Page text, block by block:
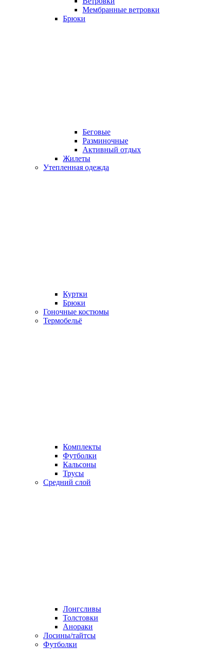
Мембранные ветровки
Брюки
Беговые
Разминочные
Активный отдых
Жилеты
Утепленная одежда
Куртки
Брюки
Гоночные костюмы
Термобельё
Комплекты
Футболки
Кальсоны
Трусы
Средний слой
Лонгсливы
Толстовки
Анораки
Лосины/тайтсы
Футболки